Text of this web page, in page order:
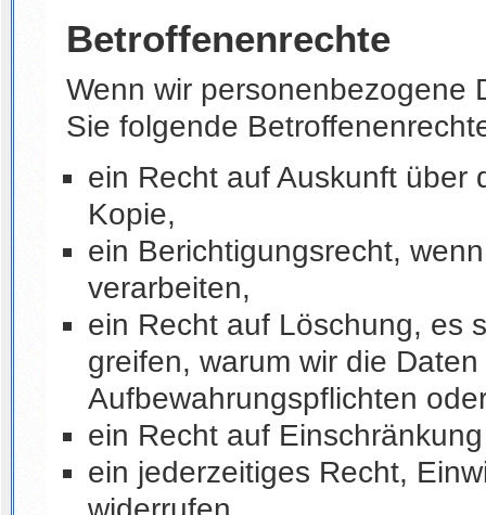
Betroffenenrechte
Wenn wir personenbezogene
Sie folgende
ein Recht auf Auskunft über
Kopie,
ein Berichtigungsrecht,
verarbeiten,
ein Recht auf Löschung, es
greifen, warum wir die
Aufbewahrungspflichten
ein Recht auf
ein jederzeitiges Recht,